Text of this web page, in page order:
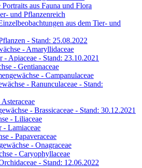
aus Fauna und Flora
und Pflanzenreich
aus dem Tier- und
- Stand: 25.08.2022
- Amaryllidaceae
- Apiaceae - Stand: 23.10.2021
- Gentianaceae
- Campanulaceae
- Ranunculaceae - Stand:
- Brassicaceae - Stand: 30.12.2021
- Liliaceae
- Lamiaceae
- Papaveraceae
- Onagraceae
- Caryophyllaceae
- Stand: 12.06.2022